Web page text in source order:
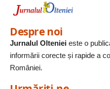
Despre noi
Jurnalul Olteniei este o
informării corecte și rapide a
României.